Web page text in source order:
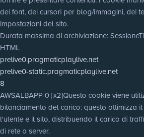
dei font, dei cursori per blog/immagini, dei
impostazioni del sito.
Durata massima di archiviazione: Sessione
HTML
prelive0.pragmaticplaylive.net
prelive0-static.pragmaticplaylive.net
8
AWSALBAPP-0 [x2]Questo cookie viene
bilanciamento del carico: questo ottimizza
l'utente e il sito, distribuendo il carico di
di rete o server.